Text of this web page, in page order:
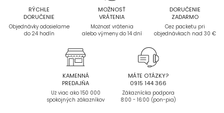
RÝCHLE
DORUČENIE
Objednávky odosielame
do 24 hodín
MOŽNOSŤ
VRÁTENIA
Možnosť vrátenia
alebo výmeny do 14 dní
DORUČENIE
ZADARMO
Cez packetu pri
objednávkach nad 30 €
KAMENNÁ
PREDAJŇA
Už viac ako 150 000
spokojných zákazníkov
MÁTE OTÁZKY?
0915 144 366
Zákaznícka podpora
8:00 - 16:00 (pon-pia)